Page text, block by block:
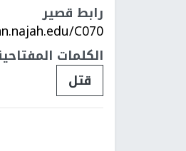
رابط قصير
C070/
الكلمات
قتل